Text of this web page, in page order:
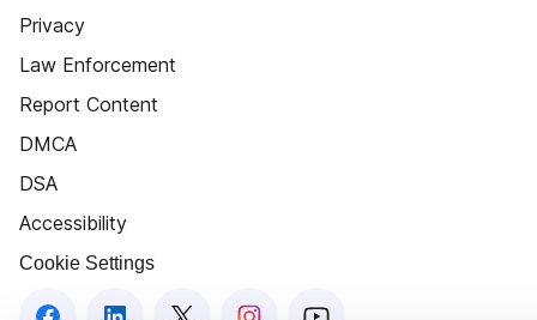
Privacy
Law Enforcement
Report Content
DMCA
DSA
Accessibility
Cookie Settings